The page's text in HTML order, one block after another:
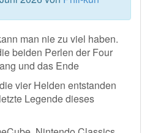
man nie zu viel haben.
beiden Perlen der Four
und das Ende
vier Helden entstanden
Legende dieses